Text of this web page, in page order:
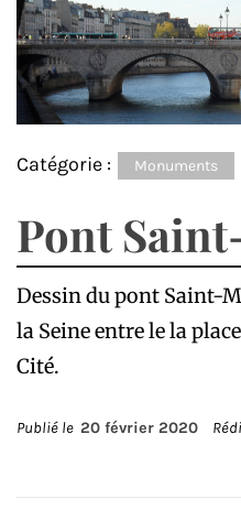
Catégorie : Monuments
Pont
Dessin du pont Saint-
la Seine entre le la
Cité.
Publié le 20 février 2020